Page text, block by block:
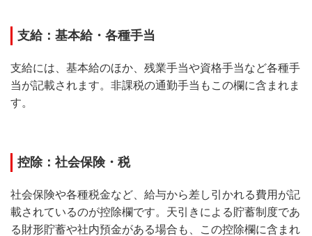
支給：基本給・各種手当
支給には、基本給のほか、残業手当や資格手当など各種手
当が記載されます。非課税の通勤手当もこの欄に含まれま
す。
控除：社会保険・税
社会保険や各種税金など、給与から差し引かれる費用が記
載されているのが控除欄です。天引きによる貯蓄制度であ
る財形貯蓄や社内預金がある場合も、この控除欄に含まれ